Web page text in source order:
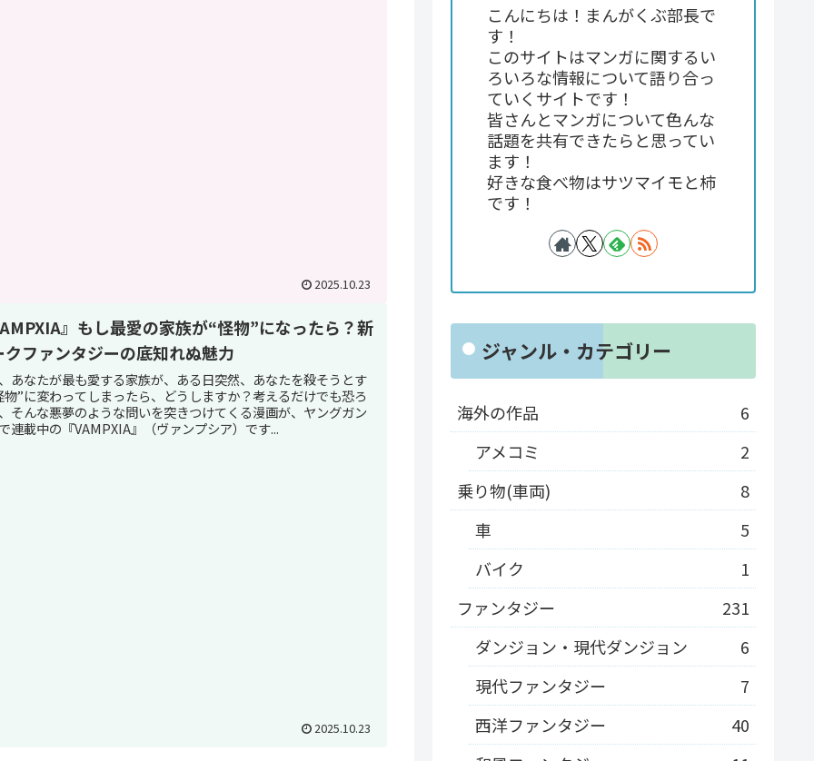
2025.10.23
』もし最愛の家族が“怪物”になったら？新
クファンタジーの底知れぬ魅力
あなたが最も愛する家族が、ある日突然、あなたを殺そうとす
物”に変わってしまったら、どうしますか？考えるだけでも恐ろ
そんな悪夢のような問いを突きつけてくる漫画が、ヤングガン
連載中の『VAMPXIA』（ヴァンプシア）です...
2025.10.23
こんにちは！まんがくぶ部長で
す！
このサイトはマンガに関するい
ろいろな情報について語り合っ
ていくサイトです！
皆さんとマンガについて色んな
話題を共有できたらと思ってい
ます！
好きな食べ物はサツマイモと柿
です！
ジャンル・カテゴリー
海外の作品
6
アメコミ
2
乗り物(車両)
8
車
5
バイク
1
ファンタジー
231
ダンジョン・現代ダンジョン
6
現代ファンタジー
7
西洋ファンタジー
40